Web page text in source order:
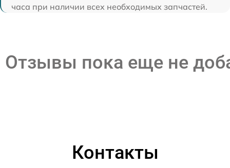
часа при наличии всех необходимых запчастей.
Отзывы пока еще не
Контакты